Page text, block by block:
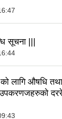
सूचना |||
लागि औषधि